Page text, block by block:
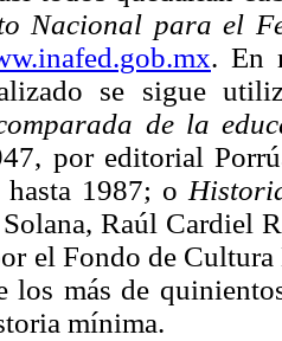
Nacional para el
. En
se sigue
de la
por editorial
hasta 1987; o
Raúl Cardiel
el Fondo de
los más de
mínima.